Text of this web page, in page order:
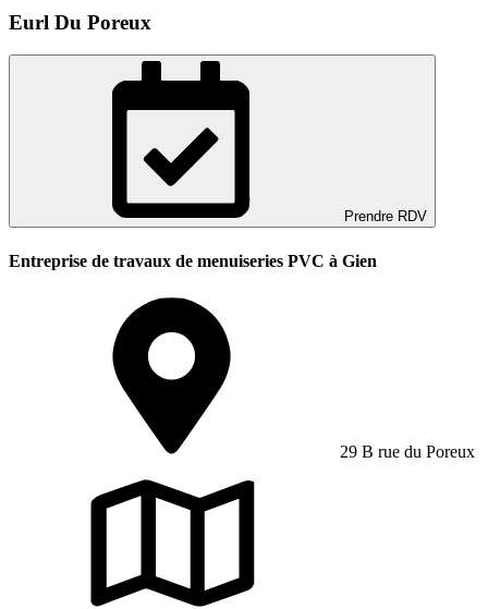
Eurl Du Poreux
Prendre RDV
Entreprise de travaux de menuiseries PVC à Gien
29 B rue du Poreux